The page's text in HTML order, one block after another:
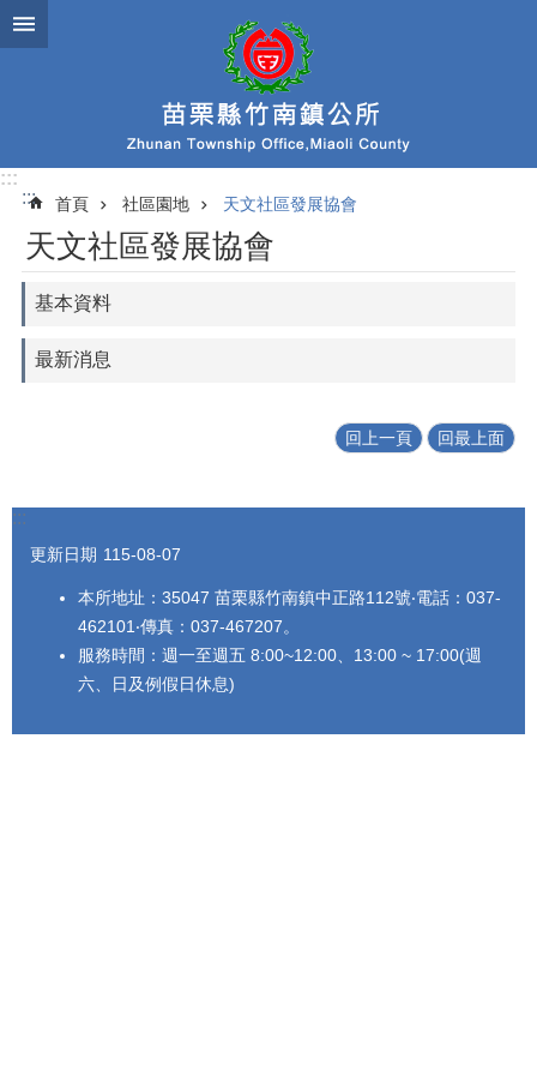
跳到主要內容區塊
:::
:::
首頁 社區園地 天文社區發展協會
天文社區發展協會
基本資料
最新消息
回上一頁 回最上面
:::
更新日期 115-08-07
本所地址：35047 苗栗縣竹南鎮中正路112號‧電話：037-
462101‧傳真：037-467207。
服務時間：週一至週五 8:00~12:00、13:00 ~ 17:00(週
六、日及例假日休息)